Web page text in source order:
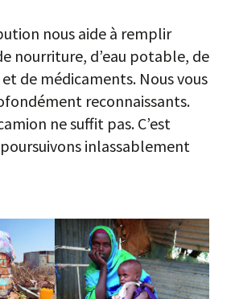
nous aide à remplir
nourriture, d’eau potable, de
de médicaments. Nous vous
reconnaissants.
ne suffit pas. C’est
inlassablement